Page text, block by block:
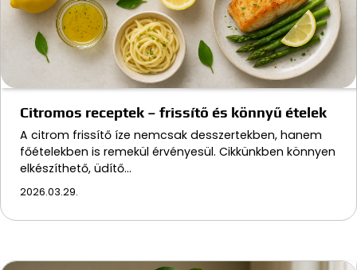
Citromos receptek – frissítő és könnyű ételek
A citrom frissítő íze nemcsak desszertekben, hanem
főételekben is remekül érvényesül. Cikkünkben könnyen
elkészíthető, üdítő…
2026.03.29.